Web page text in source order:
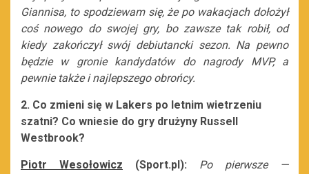
Giannisa, to spodziewam się, że po wakacjach dołożył
coś nowego do swojej gry, bo zawsze tak robił, od
kiedy zakończył swój debiutancki sezon. Na pewno
będzie w gronie kandydatów do nagrody MVP, a
pewnie także i najlepszego obrońcy.
2. Co zmieni się w Lakers po letnim wietrzeniu
szatni? Co wniesie do gry drużyny Russell
Westbrook?
Piotr Wesołowicz (Sport.pl): Po pierwsze —